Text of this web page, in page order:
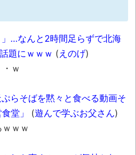
」…なんと2時間足らずで北海
題にｗｗｗ (えのげ)
ｗ
らそばを黙々と食べる動画そ
堂」
(遊んで学ぶお父さん)
ｗｗ